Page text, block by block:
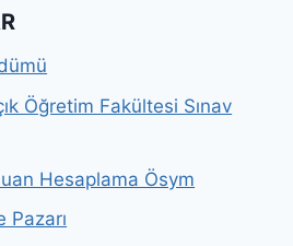
Öğretim Fakültesi Sınav
Hesaplama Ösym
Pazarı